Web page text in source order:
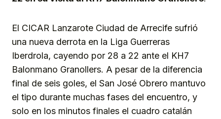
El CICAR Lanzarote Ciudad de Arrecife sufrió
una nueva derrota en la Liga Guerreras
Iberdrola, cayendo por 28 a 22 ante el KH7
Balonmano Granollers. A pesar de la diferencia
final de seis goles, el San José Obrero mantuvo
el tipo durante muchas fases del encuentro, y
solo en los minutos finales el cuadro catalán